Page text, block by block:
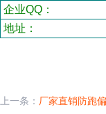
企业QQ：
地址：
上一条： 厂家直销防跑